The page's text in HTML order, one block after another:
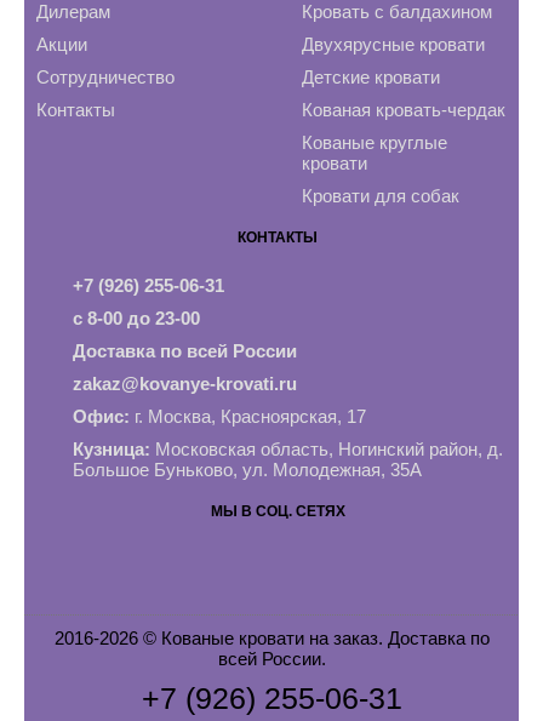
Дилерам
Акции
Сотрудничество
Контакты
Кровать с балдахином
Двухярусные кровати
Детские кровати
Кованая кровать-чердак
Кованые круглые
кровати
Кровати для собак
КОНТАКТЫ
+7 (926) 255-06-31
с 8-00 до 23-00
Доставка по всей России
zakaz@kovanye-krovati.ru
Офис: г. Москва, Красноярская, 17
Кузница: Московская область, Ногинский район, д.
Большое Буньково, ул. Молодежная, 35А
МЫ В СОЦ. СЕТЯХ
2016-2026 © Кованые кровати на заказ. Доставка по
всей России.
+7 (926) 255-06-31